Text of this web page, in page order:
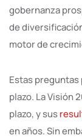
gobernanza
de
motor de
Estas
plazo. La Visión
plazo, y sus
en años. Sin